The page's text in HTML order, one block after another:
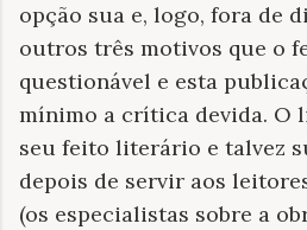
opção sua e, logo, fora de
outros três motivos que o
questionável e esta
mínimo a crítica devida. O
seu feito literário e talvez
depois de servir aos
(os especialistas sobre a